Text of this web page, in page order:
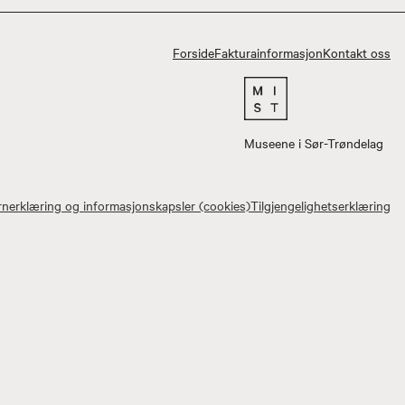
ForsideFakturainformasjonKontakt oss
og informasjonskapsler (cookies)Tilgjengelighetserklæring
Museene i Sør-Trøndelag